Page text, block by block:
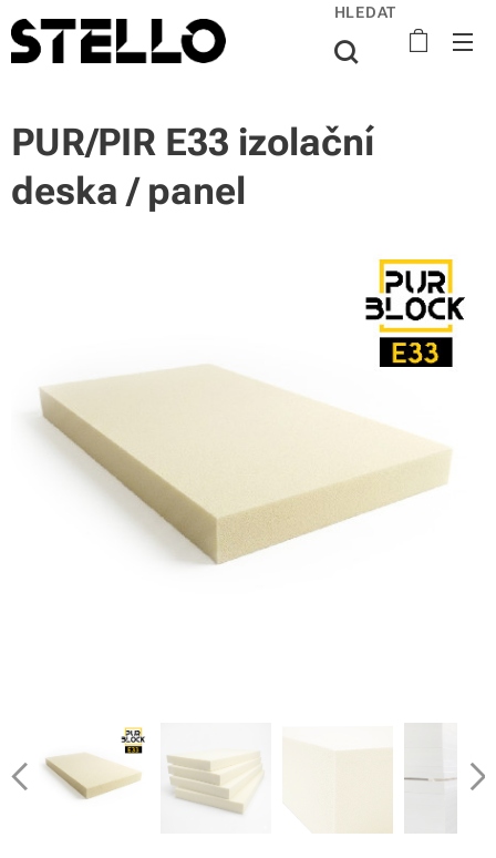
HLEDAT
PUR/PIR E33 izolační
deska / panel